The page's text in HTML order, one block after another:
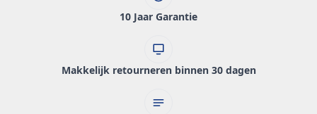
10 Jaar Garantie
Makkelijk retourneren binnen 30 dagen